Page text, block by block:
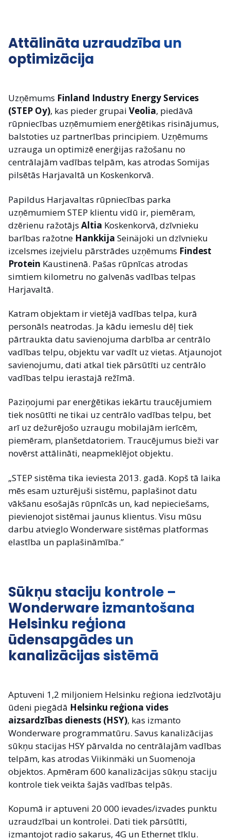
Attālināta uzraudzība un
optimizācija
Uzņēmums Finland Industry Energy Services
(STEP Oy), kas pieder grupai Veolia, piedāvā
rūpniecības uzņēmumiem enerģētikas risinājumus,
balstoties uz partnerības principiem. Uzņēmums
uzrauga un optimizē enerģijas ražošanu no
centrālajām vadības telpām, kas atrodas Somijas
pilsētās Harjavaltā un Koskenkorvā.
Papildus Harjavaltas rūpniecības parka
uzņēmumiem STEP klientu vidū ir, piemēram,
dzērienu ražotājs Altia Koskenkorvā, dzīvnieku
barības ražotne Hankkija Seinäjoki un dzīvnieku
izcelsmes izejvielu pārstrādes uzņēmums Findest
Protein Kaustinenā. Pašas rūpnīcas atrodas
simtiem kilometru no galvenās vadības telpas
Harjavaltā.
Katram objektam ir vietējā vadības telpa, kurā
personāls neatrodas. Ja kādu iemeslu dēļ tiek
pārtraukta datu savienojuma darbība ar centrālo
vadības telpu, objektu var vadīt uz vietas. Atjaunojot
savienojumu, dati atkal tiek pārsūtīti uz centrālo
vadības telpu ierastajā režīmā.
Paziņojumi par enerģētikas iekārtu traucējumiem
tiek nosūtīti ne tikai uz centrālo vadības telpu, bet
arī uz dežurējošo uzraugu mobilajām ierīcēm,
piemēram, planšetdatoriem. Traucējumus bieži var
novērst attālināti, neapmeklējot objektu.
„STEP sistēma tika ieviesta 2013. gadā. Kopš tā laika
mēs esam uzturējuši sistēmu, paplašinot datu
vākšanu esošajās rūpnīcās un, kad nepieciešams,
pievienojot sistēmai jaunus klientus. Visu mūsu
darbu atvieglo Wonderware sistēmas platformas
elastība un paplašināmība.”
Sūkņu staciju kontrole –
Wonderware izmantošana
Helsinku reģiona
ūdensapgādes un
kanalizācijas sistēmā
Aptuveni 1,2 miljoniem Helsinku reģiona iedzīvotāju
ūdeni piegādā Helsinku reģiona vides
aizsardzības dienests (HSY), kas izmanto
Wonderware programmatūru. Savus kanalizācijas
sūkņu stacijas HSY pārvalda no centrālajām vadības
telpām, kas atrodas Viikinmäki un Suomenoja
objektos. Apmēram 600 kanalizācijas sūkņu staciju
kontrole tiek veikta šajās vadības telpās.
Kopumā ir aptuveni 20 000 ievades/izvades punktu
uzraudzībai un kontrolei. Dati tiek pārsūtīti,
izmantojot radio sakarus, 4G un Ethernet tīklu.